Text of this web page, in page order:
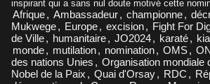
inspirant qui a sans nul doute motivé cette
Afrique, Ambassadeur, championne,
Mukwege, Europe, excision, Fight For
de Ville, humanitaire, JO2024, karaté, kia
monde, mutilation, nomination, OMS,
des nations Unies , Organisation mondiale
Nobel de la Paix , Quai d'Orsay, RDC ,